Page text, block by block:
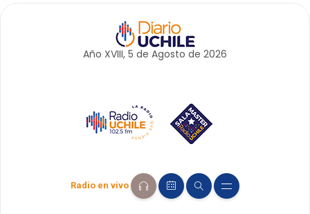
Año XVIII, 5 de Agosto de 2026
Radio en vivo